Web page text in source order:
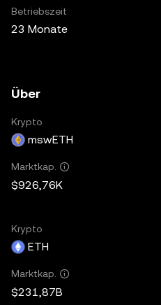
Betriebszeit
23 Monate
Über
Krypto
mswETH
Marktkap.
$926,76K
Krypto
ETH
Marktkap.
$231,87B